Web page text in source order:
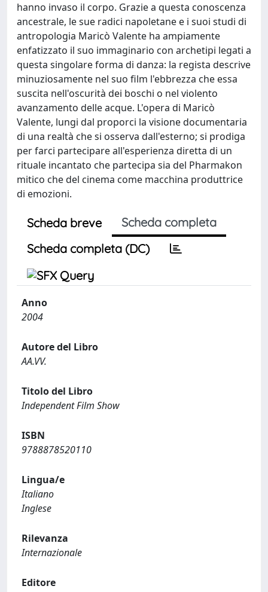
hanno invaso il corpo. Grazie a questa conoscenza
ancestrale, le sue radici napoletane e i suoi studi di
antropologia Maricò Valente ha ampiamente
enfatizzato il suo immaginario con archetipi legati a
questa singolare forma di danza: la regista descrive
minuziosamente nel suo film l'ebbrezza che essa
suscita nell'oscurità dei boschi o nel violento
avanzamento delle acque. L'opera di Maricò
Valente, lungi dal proporci la visione documentaria
di una realtà che si osserva dall'esterno; si prodiga
per farci partecipare all'esperienza diretta di un
rituale incantato che partecipa sia del Pharmakon
mitico che del cinema come macchina produttrice
di emozioni.
Scheda breve
Scheda completa
Scheda completa (DC)
Anno
2004
Autore del Libro
AA.VV.
Titolo del Libro
Independent Film Show
ISBN
9788878520110
Lingua/e
Italiano
Inglese
Rilevanza
Internazionale
Editore